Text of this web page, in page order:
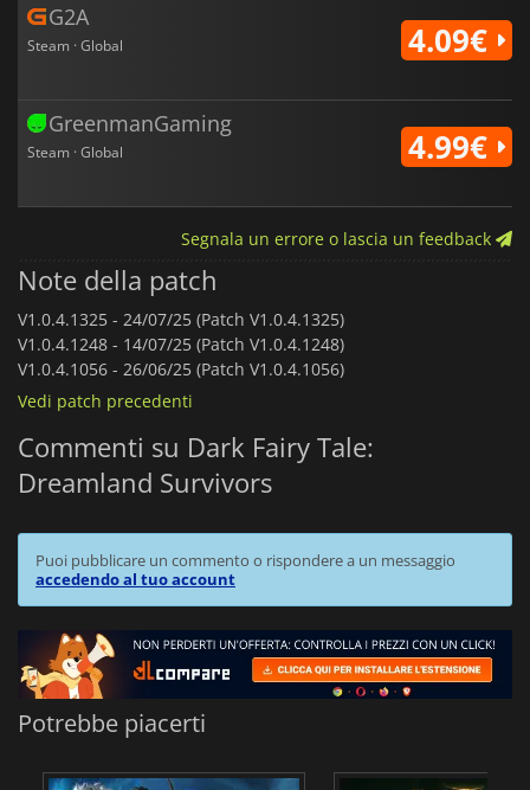
G2A
Steam · Global 4.09€
GreenmanGaming
Steam · Global 4.99€
Segnala un errore o lascia un feedback
Note della patch
V1.0.4.1325 - 24/07/25 (Patch V1.0.4.1325)
V1.0.4.1248 - 14/07/25 (Patch V1.0.4.1248)
V1.0.4.1056 - 26/06/25 (Patch V1.0.4.1056)
Vedi patch precedenti
Commenti su Dark Fairy Tale:
Dreamland Survivors
Puoi pubblicare un commento o rispondere a un messaggio
accedendo al tuo account
Potrebbe piacerti